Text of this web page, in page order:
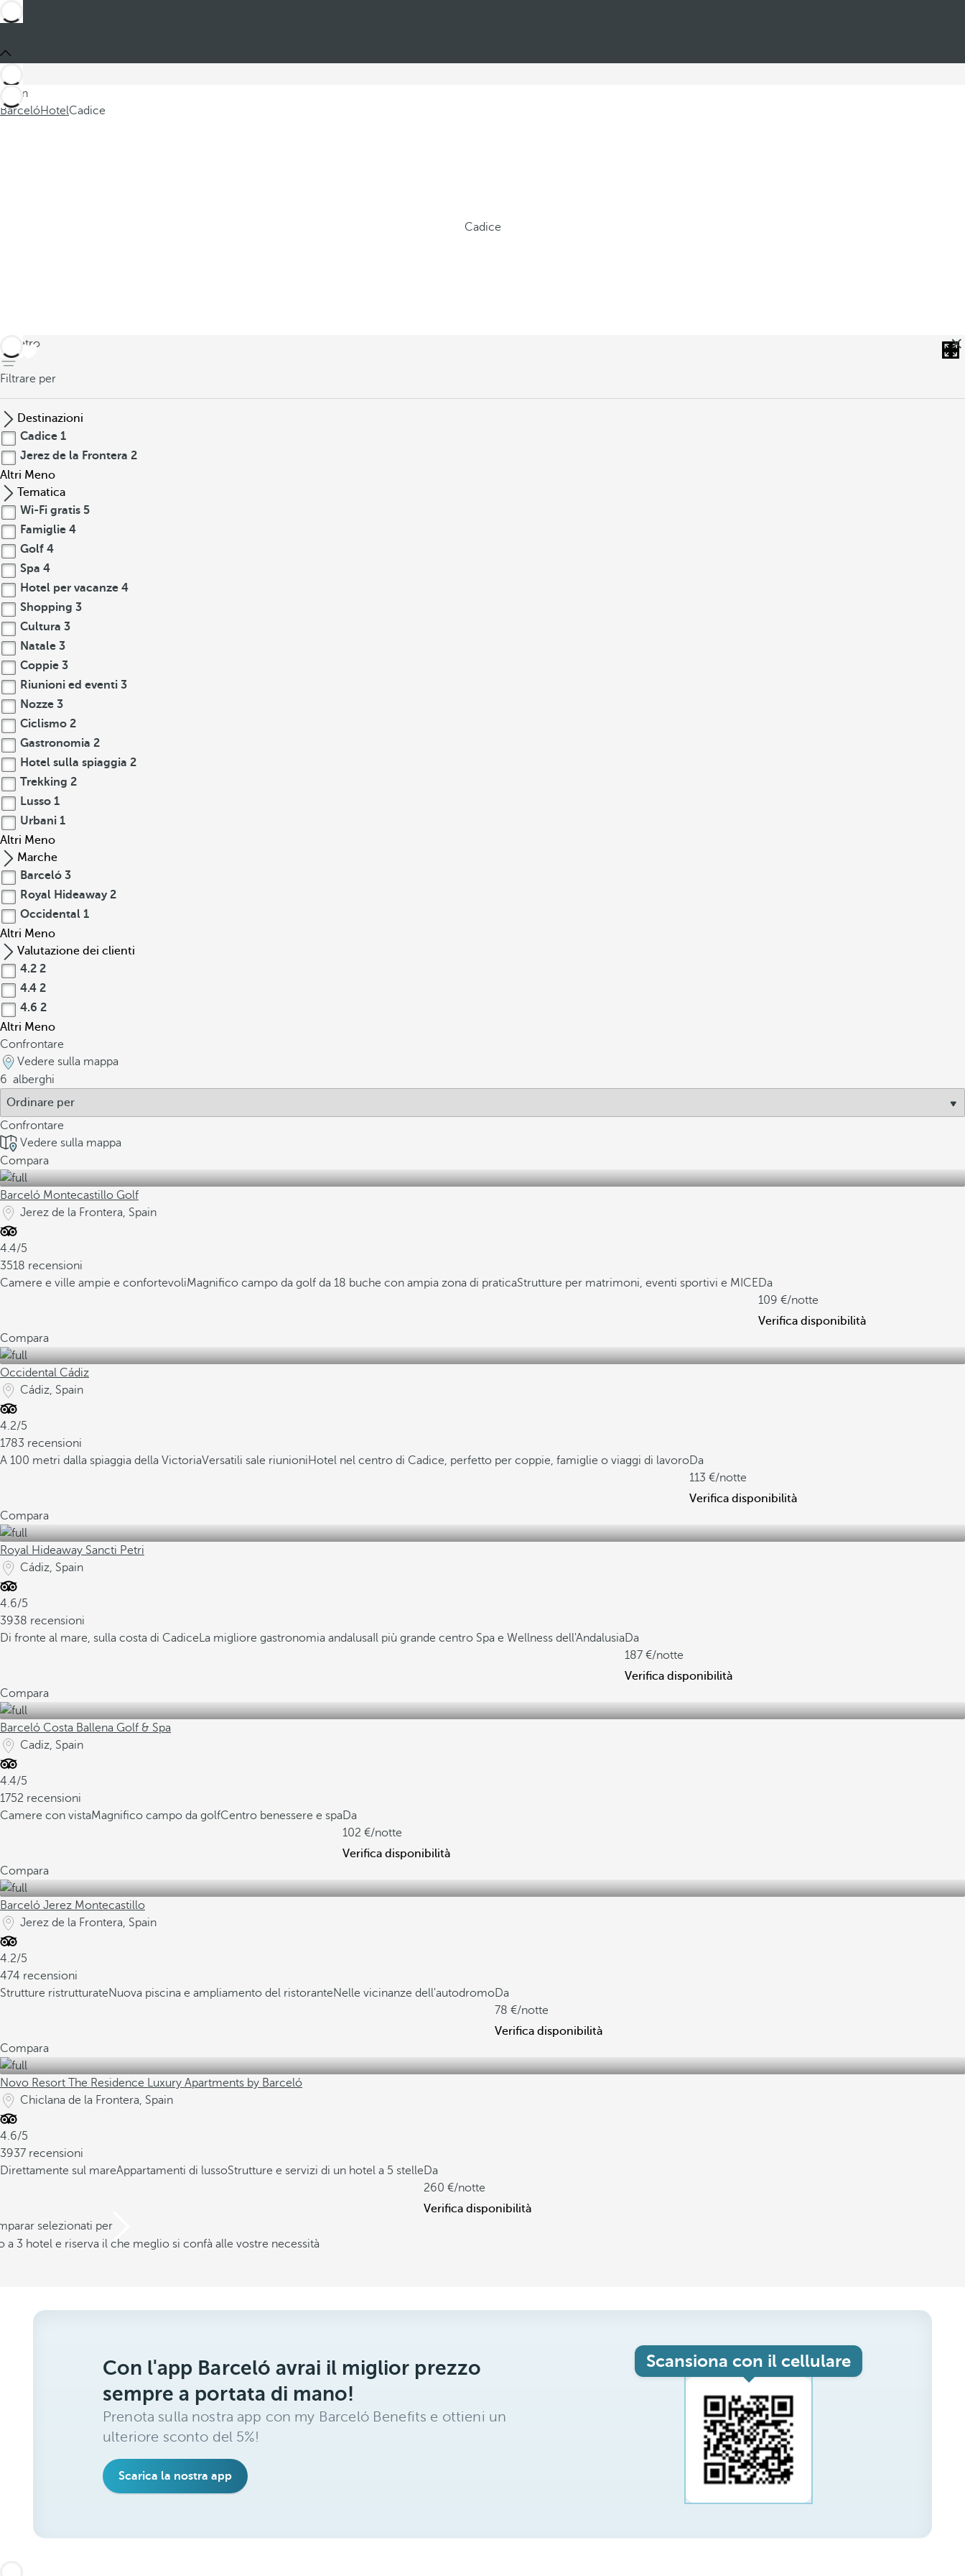
Sei in
BarcelóHotelCadice
Cadice
indietro
Filtrare per
Destinazioni
Cadice 1
Jerez de la Frontera 2
Altri Meno
Tematica
Wi-Fi gratis 5
Famiglie 4
Golf 4
Spa 4
Hotel per vacanze 4
Shopping 3
Cultura 3
Natale 3
Coppie 3
Riunioni ed eventi 3
Nozze 3
Ciclismo 2
Gastronomia 2
Hotel sulla spiaggia 2
Trekking 2
Lusso 1
Urbani 1
Altri Meno
Marche
Barceló 3
Royal Hideaway 2
Occidental 1
Altri Meno
Valutazione dei clienti
4.2 2
4.4 2
4.6 2
Altri Meno
Confrontare
Vedere sulla mappa
6 alberghi
Confrontare
Vedere sulla mappa
Compara
Barceló Montecastillo Golf
Jerez de la Frontera, Spain
4.4/5
3518 recensioni
Camere e ville ampie e confortevoliMagnifico campo da golf da 18 buche con ampia zona di praticaStrutture per matrimoni, eventi sportivi e MICEDa
109
/notte
Verifica disponibilità
Compara
Occidental Cádiz
Cádiz, Spain
4.2/5
1783 recensioni
A 100 metri dalla spiaggia della VictoriaVersatili sale riunioniHotel nel centro di Cadice, perfetto per coppie, famiglie o viaggi di lavoroDa
113
/notte
Verifica disponibilità
Compara
Royal Hideaway Sancti Petri
Cádiz, Spain
4.6/5
3938 recensioni
Di fronte al mare, sulla costa di CadiceLa migliore gastronomia andalusa Il più grande centro Spa e Wellness dell'AndalusiaDa
187
/notte
Verifica disponibilità
Compara
Barceló Costa Ballena Golf & Spa
Cadiz, Spain
4.4/5
1752 recensioni
Camere con vistaMagnifico campo da golfCentro benessere e spaDa
102
/notte
Verifica disponibilità
Compara
Barceló Jerez Montecastillo
Jerez de la Frontera, Spain
4.2/5
474 recensioni
Strutture ristrutturateNuova piscina e ampliamento del ristoranteNelle vicinanze dell'autodromoDa
78
/notte
Verifica disponibilità
Compara
Novo Resort The Residence Luxury Apartments by Barceló
Chiclana de la Frontera, Spain
4.6/5
3937 recensioni
Direttamente sul mareAppartamenti di lussoStrutture e servizi di un hotel a 5 stelleDa
260
/notte
Verifica disponibilità
selezionati per
a 3 hotel e riserva il che meglio si confà alle vostre necessità
Con l'app Barceló avrai il miglior prezzo
sempre a portata di mano!
Prenota sulla nostra app con my Barceló Benefits e ottieni un
ulteriore sconto del 5%!
Scarica la nostra app
Scansiona con il cellulare